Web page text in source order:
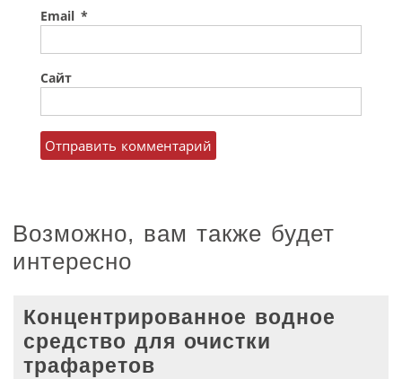
Email *
Сайт
Возможно, вам также будет
интересно
Концентрированное водное
средство для очистки
трафаретов